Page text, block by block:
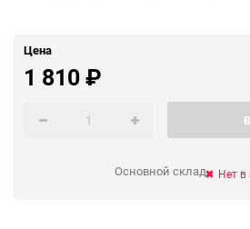
Цена
1 810₽
Основной склад Нет в